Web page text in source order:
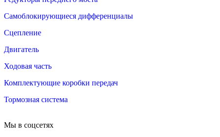
Самоблокирующиеся дифференциалы
Сцепление
Двигатель
Ходовая часть
Комплектующие коробки передач
Тормозная система
Мы в соцсетях